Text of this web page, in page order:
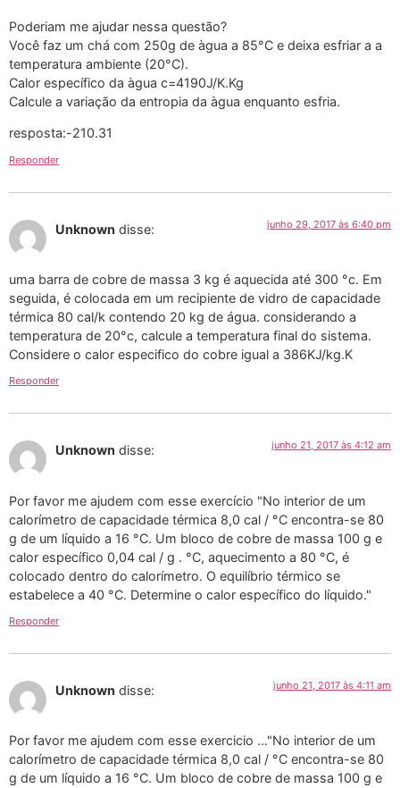
Poderiam me ajudar nessa questão?
Você faz um chá com 250g de àgua a 85°C e deixa esfriar a a
temperatura ambiente (20°C).
Calor específico da àgua c=4190J/K.Kg
Calcule a variação da entropia da àgua enquanto esfria.
resposta:-210.31
Responder
Unknown disse: junho 29, 2017 às 6:40 pm
uma barra de cobre de massa 3 kg é aquecida até 300 °c. Em
seguida, é colocada em um recipiente de vidro de capacidade
térmica 80 cal/k contendo 20 kg de água. considerando a
temperatura de 20°c, calcule a temperatura final do sistema.
Considere o calor especifico do cobre igual a 386KJ/kg.K
Responder
Unknown disse: junho 21, 2017 às 4:12 am
Por favor me ajudem com esse exercício "No interior de um
calorímetro de capacidade térmica 8,0 cal / °C encontra-se 80
g de um líquido a 16 °C. Um bloco de cobre de massa 100 g e
calor específico 0,04 cal / g . °C, aquecimento a 80 °C, é
colocado dentro do calorímetro. O equilíbrio térmico se
estabelece a 40 °C. Determine o calor específico do líquido."
Responder
Unknown disse: junho 21, 2017 às 4:11 am
Por favor me ajudem com esse exercicio …"No interior de um
calorímetro de capacidade térmica 8,0 cal / °C encontra-se 80
g de um líquido a 16 °C. Um bloco de cobre de massa 100 g e